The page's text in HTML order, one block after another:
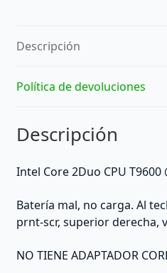
Descripción
Política de devoluciones
Descripción
Intel Core 2Duo CPU T9600
Batería mal, no carga. Al
prnt-scr, superior derecha,
NO TIENE ADAPTADOR